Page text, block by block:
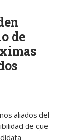
de
aliados del
de que